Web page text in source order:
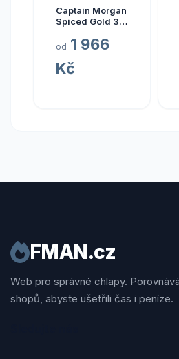
Captain Morgan
Spiced Gold 3l
od 1 966
Kč
FMAN.cz
Web pro správné chlapy.
shopů, abyste ušetřili čas i peníze.